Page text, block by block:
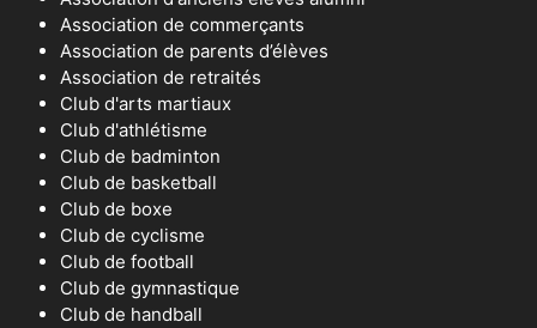
Association de commerçants
Association de parents d’élèves
Association de retraités
Club d'arts martiaux
Club d'athlétisme
Club de badminton
Club de basketball
Club de boxe
Club de cyclisme
Club de football
Club de gymnastique
Club de handball